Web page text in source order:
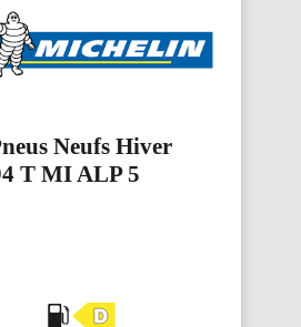
Neufs Hiver
T MI ALP 5